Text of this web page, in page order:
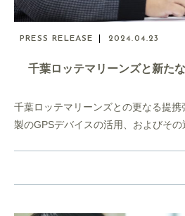
千葉ロッテマリーンズと新た
PRESS RELEASE 2024.04.23
千葉ロッテマリーンズとの更なる提携
製のGPSデバイスの活用、およびその